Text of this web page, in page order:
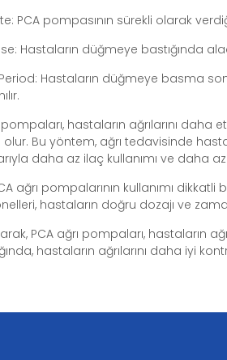
PCA pompasının sürekli olarak
Hastaların düğmeye bastığında
Hastaların düğmeye basma
pompaları, hastaların ağrılarını
olur. Bu yöntem, ağrı tedavisinde
daha az ilaç kullanımı ve daha
ağrı pompalarının kullanımı
hastaların doğru dozajı ve
PCA ağrı pompaları, hastaların
hastaların ağrılarını daha iyi